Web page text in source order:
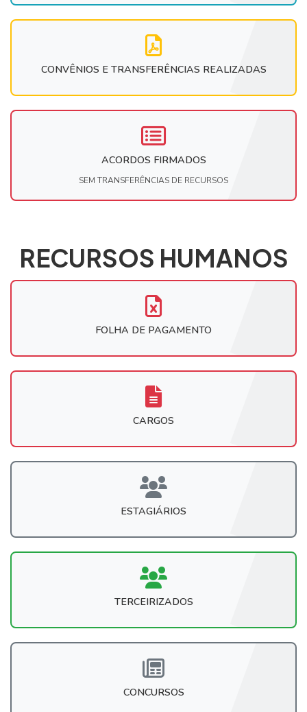
CONVÊNIOS E TRANSFERÊNCIAS REALIZADAS
ACORDOS FIRMADOS
SEM TRANSFERÊNCIAS DE RECURSOS
RECURSOS HUMANOS
FOLHA DE PAGAMENTO
CARGOS
ESTAGIÁRIOS
TERCEIRIZADOS
CONCURSOS